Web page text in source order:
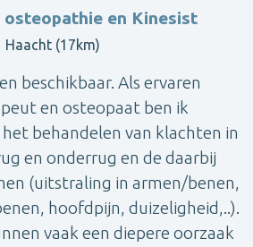
en Kinesist
Haacht (17km)
beschikbaar. Als ervaren
en osteopaat ben ik
behandelen van klachten in
en onderrug en de daarbij
(uitstraling in armen/benen,
hoofdpijn, duizeligheid,..).
vaak een diepere oorzaak